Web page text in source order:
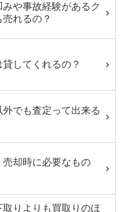
みや事故経験があるク
売れるの？
貸してくれるの？
外でも査定って出来る
売却時に必要なもの
取りよりも買取りのほ